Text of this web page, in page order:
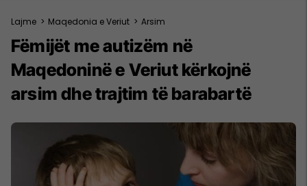
Lajme > Maqedonia e Veriut > Arsim
Fëmijët me autizëm në
Maqedoninë e Veriut kërkojnë
arsim dhe trajtim të barabartë